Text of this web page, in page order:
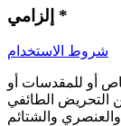
*
شروط الاستخدام
أو للمقدسات أو
عن التحريض الطائفي